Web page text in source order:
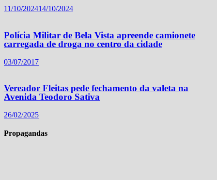
11/10/202414/10/2024
Polícia Militar de Bela Vista apreende camionete
carregada de droga no centro da cidade
03/07/2017
Vereador Fleitas pede fechamento da valeta na
Avenida Teodoro Sativa
26/02/2025
Propagandas